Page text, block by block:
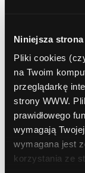
Niniejsza
Pliki cookies
na Twoim
przeglądarkę
strony WWW.
prawidłowego
wymagają
wymagana jest
korzystania ze
względem
Stefczyka. Tuż
ekologicznym
kredytu
wskaźników,
kredytobiorcy –
czy niższe